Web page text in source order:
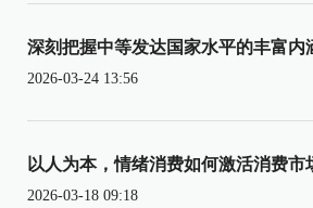
深刻把握中等发达国家水平的丰富内
2026-03-24 13:56
以人为本，情绪消费如何激活消费市
2026-03-18 09:18